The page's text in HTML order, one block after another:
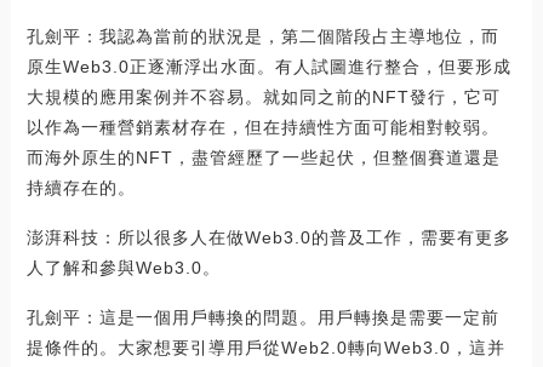
孔劍平：我認為當前的狀況是，第二個階段占主導地位，而
原生Web3.0正逐漸浮出水面。有人試圖進行整合，但要形成
大規模的應用案例并不容易。就如同之前的NFT發行，它可
以作為一種營銷素材存在，但在持續性方面可能相對較弱。
而海外原生的NFT，盡管經歷了一些起伏，但整個賽道還是
持續存在的。
澎湃科技：所以很多人在做Web3.0的普及工作，需要有更多
人了解和參與Web3.0。
孔劍平：這是一個用戶轉換的問題。用戶轉換是需要一定前
提條件的。大家想要引導用戶從Web2.0轉向Web3.0，這并